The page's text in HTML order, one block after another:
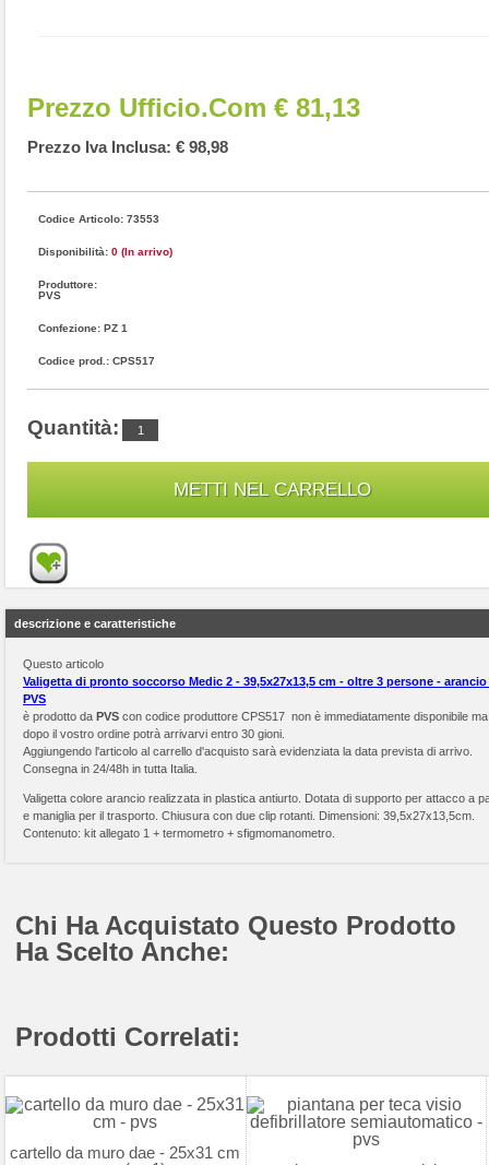
Prezzo Ufficio.com € 81,13
Prezzo Iva Inclusa: € 98,98
Codice Articolo: 73553
Disponibilità: 0 (In arrivo)
Produttore:
PVS
Confezione: PZ 1
Codice prod.: CPS517
Quantità:
descrizione e caratteristiche
Questo articolo
Valigetta di pronto soccorso Medic 2 - 39,5x27x13,5 cm - oltre 3 persone - arancio
PVS
è prodotto da PVS con codice produttore CPS517 non è immediatamente disponibile ma
dopo il vostro ordine potrà arrivarvi entro 30 gioni.
Aggiungendo l'articolo al carrello d'acquisto sarà evidenziata la data prevista di arrivo.
Consegna in 24/48h in tutta Italia.
Valigetta colore arancio realizzata in plastica antiurto. Dotata di supporto per attacco a
e maniglia per il trasporto. Chiusura con due clip rotanti. Dimensioni: 39,5x27x13,5cm.
Contenuto: kit allegato 1 + termometro + sfigmomanometro.
Chi Ha Acquistato Questo Prodotto
Ha Scelto Anche:
Prodotti Correlati:
cartello da muro dae - 25x31 cm